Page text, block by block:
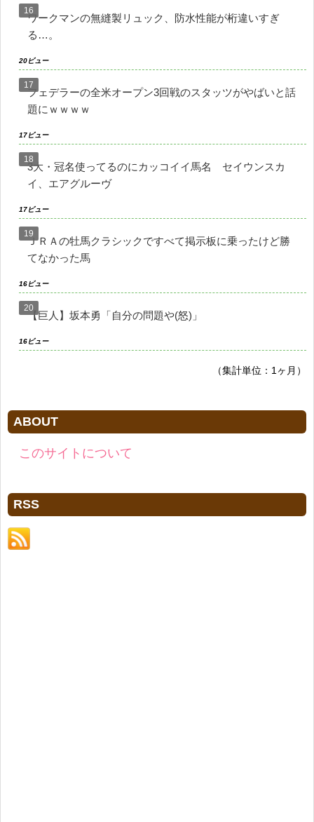
ワークマンの無縫製リュック、防水性能が桁違いすぎ
る…。
20ビュー
フェデラーの全米オープン3回戦のスタッツがやばいと話
題にｗｗｗｗ
17ビュー
3大・冠名使ってるのにカッコイイ馬名 セイウンスカ
イ、エアグルーヴ
17ビュー
ＪＲＡの牡馬クラシックですべて掲示板に乗ったけど勝
てなかった馬
16ビュー
【巨人】坂本勇「自分の問題や(怒)」
16ビュー
（集計単位：1ヶ月）
ABOUT
このサイトについて
RSS